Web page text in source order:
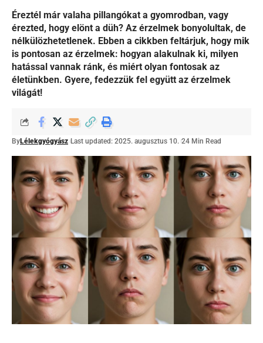
Éreztél már valaha pillangókat a gyomrodban, vagy
érezted, hogy elönt a düh? Az érzelmek bonyolultak, de
nélkülözhetetlenek. Ebben a cikkben feltárjuk, hogy mik
is pontosan az érzelmek: hogyan alakulnak ki, milyen
hatással vannak ránk, és miért olyan fontosak az
életünkben. Gyere, fedezzük fel együtt az érzelmek
világát!
ByLélekgyógyász Last updated: 2025. augusztus 10. 24 Min Read